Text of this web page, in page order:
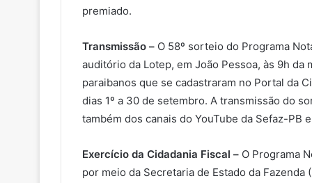
premiado.
Transmissão – O 58º sorteio do Programa
auditório da Lotep, em João Pessoa, às 9h
paraibanos que se cadastraram no Portal da
dias 1º a 30 de setembro. A transmissão do
também dos canais do YouTube da Sefaz-PB
Exercício da Cidadania Fiscal – O Programa
por meio da Secretaria de Estado da